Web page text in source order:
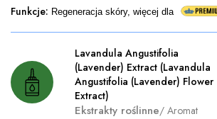
Funkcje: Regeneracja skóry, więcej dla
Lavandula Angustifolia
(Lavender) Extract (Lavandula
Angustifolia (Lavender) Flower
Extract)
Ekstrakty roślinne/ Aromat